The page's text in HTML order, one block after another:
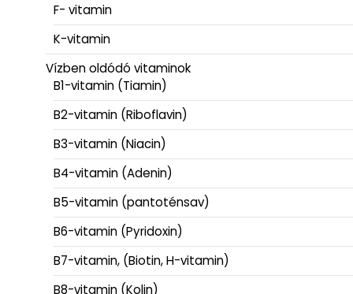
F- vitamin
K-vitamin
Vízben oldódó vitaminok
B1-vitamin (Tiamin)
B2-vitamin (Riboflavin)
B3-vitamin (Niacin)
B4-vitamin (Adenin)
B5-vitamin (pantoténsav)
B6-vitamin (Pyridoxin)
B7-vitamin, (Biotin, H-vitamin)
B8-vitamin (Kolin)